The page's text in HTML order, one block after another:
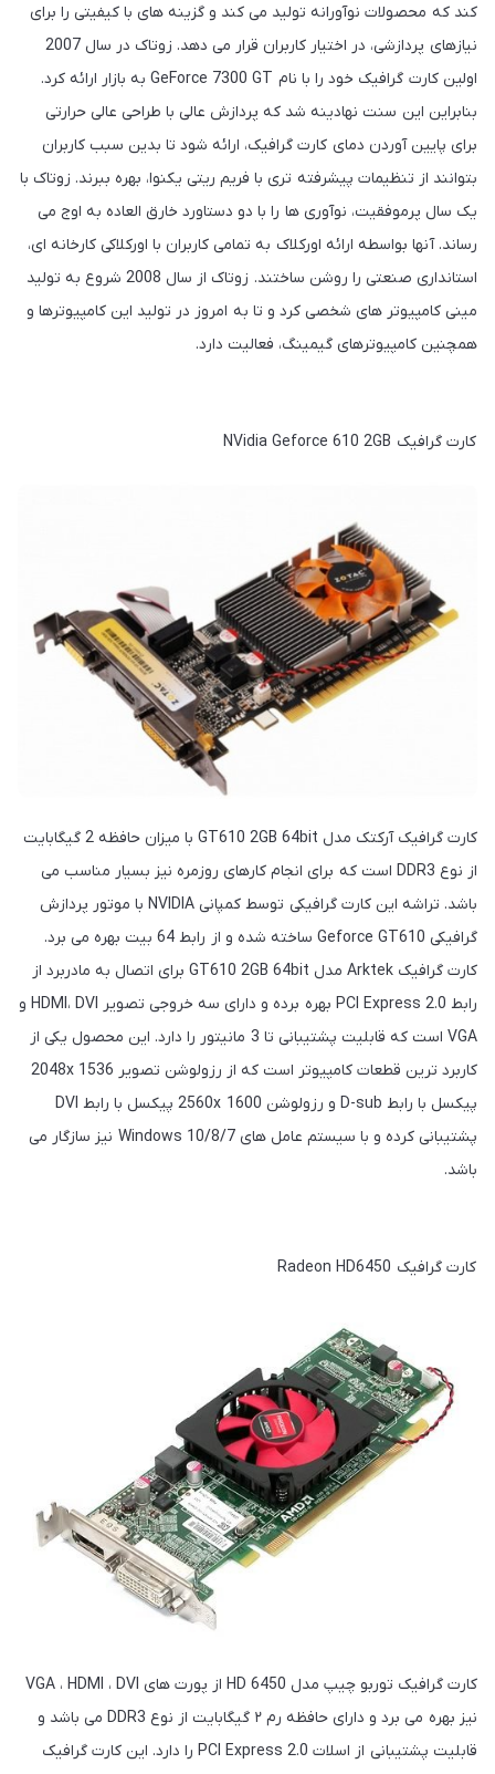
کند که محصولات نوآورانه تولید می کند و گزینه های با کیفیتی را برای
نیازهای پردازشی، در اختیار کاربران قرار می دهد. زوتاک در سال 2007
اولین کارت گرافیک خود را با نام GeForce 7300 GT به بازار ارائه کرد.
بنابراین این سنت نهادینه شد که پردازش عالی با طراحی عالی حرارتی
برای پایین آوردن دمای کارت گرافیک، ارائه شود تا بدین سبب کاربران
بتوانند از تنظیمات پیشرفته تری با فریم ریتی یکنوا، بهره ببرند. زوتاک با
یک سال پرموفقیت، نوآوری ها را با دو دستاورد خارق العاده به اوج می
رساند. آنها بواسطه ارائه اورکلاک به تمامی کاربران با اورکلاکی کارخانه ای،
استانداری صنعتی را روشن ساختند. زوتاک از سال 2008 شروع به تولید
مینی کامپیوتر های شخصی کرد و تا به امروز در تولید این کامپیوترها و
همچنین کامپیوترهای گیمینگ، فعالیت دارد.
کارت گرافیک NVidia Geforce 610 2GB
کارت گرافیک آرکتک مدل GT610 2GB 64bit با میزان حافظه 2 گیگابایت
از نوع DDR3 است که برای انجام کارهای روزمره نیز بسیار مناسب می
باشد. تراشه این کارت گرافیکی توسط کمپانی NVIDIA با موتور پردازش
گرافیکی Geforce GT610 ساخته شده و از رابط 64 بیت بهره می برد.
کارت گرافیک Arktek مدل GT610 2GB 64bit برای اتصال به مادربرد از
رابط PCI Express 2.0 بهره برده و دارای سه خروجی تصویر HDMI، DVI و
VGA است که قابلیت پشتیبانی تا 3 مانیتور را دارد. این محصول یکی از
کاربرد ترین قطعات کامپیوتر است که از رزولوشن تصویر 2048x 1536
پیکسل با رابط D-sub و رزولوشن 2560x 1600 پیکسل با رابط DVI
پشتیبانی کرده و با سیستم عامل های Windows 10/8/7 نیز سازگار می
باشد.
کارت گرافیک Radeon HD6450
کارت گرافیک توربو چیپ مدل HD 6450 از پورت های VGA ، HDMI ، DVI
نیز بهره می برد و دارای حافظه رم ۲ گیگابایت از نوع DDR3 می باشد و
قابلیت پشتیبانی از اسلات PCI Express 2.0 را دارد. این کارت گرافیک